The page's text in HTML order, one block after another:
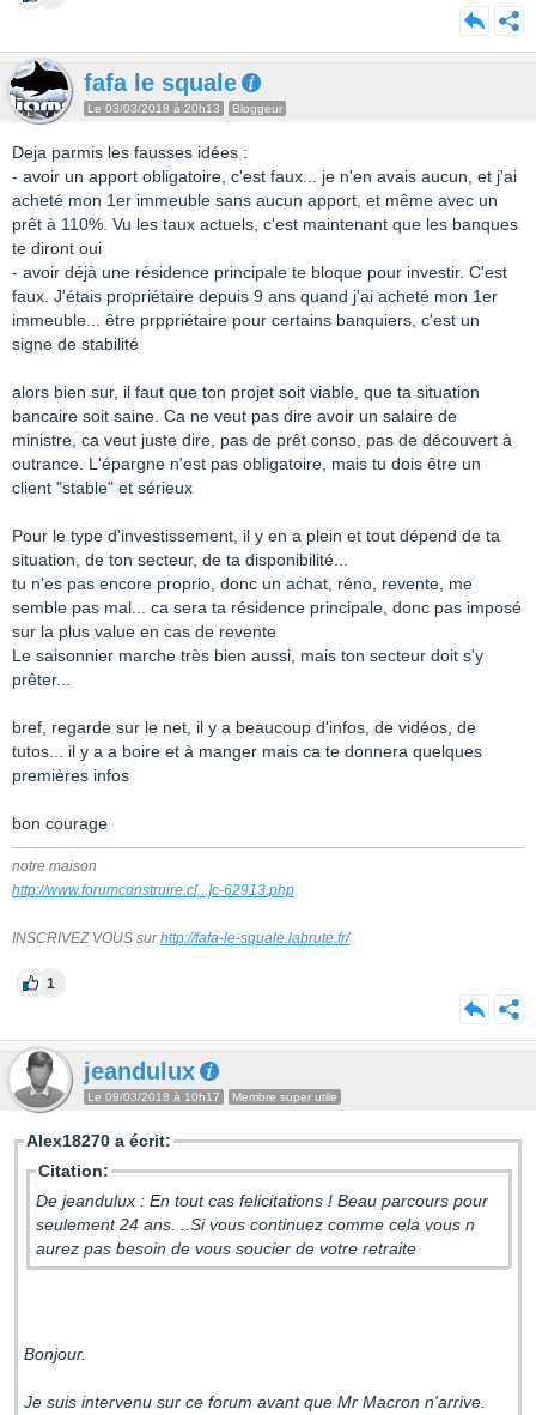
fafa le squale
Le 03/03/2018 à 20h13 Bloggeur
Deja parmis les fausses idées :
- avoir un apport obligatoire, c'est faux... je n'en avais aucun, et j'ai
acheté mon 1er immeuble sans aucun apport, et même avec un
prêt à 110%. Vu les taux actuels, c'est maintenant que les banques
te diront oui
- avoir déjà une résidence principale te bloque pour investir. C'est
faux. J'étais propriétaire depuis 9 ans quand j'ai acheté mon 1er
immeuble... être prppriétaire pour certains banquiers, c'est un
signe de stabilité
alors bien sur, il faut que ton projet soit viable, que ta situation
bancaire soit saine. Ca ne veut pas dire avoir un salaire de
ministre, ca veut juste dire, pas de prêt conso, pas de découvert à
outrance. L'épargne n'est pas obligatoire, mais tu dois être un
client "stable" et sérieux
Pour le type d'investissement, il y en a plein et tout dépend de ta
situation, de ton secteur, de ta disponibilité...
tu n'es pas encore proprio, donc un achat, réno, revente, me
semble pas mal... ca sera ta résidence principale, donc pas imposé
sur la plus value en cas de revente
Le saisonnier marche très bien aussi, mais ton secteur doit s'y
prêter...
bref, regarde sur le net, il y a beaucoup d'infos, de vidéos, de
tutos... il y a a boire et à manger mais ca te donnera quelques
premières infos
bon courage
notre maison
http://www.forumconstruire.c[...]c-62913.php
INSCRIVEZ VOUS surhttp://fafa-le-squale.labrute.fr/
1
jeandulux
Le 09/03/2018 à 10h17 Membre super utile
Alex18270 a écrit:
Citation:
De jeandulux : En tout cas felicitations ! Beau parcours pour
seulement 24 ans. ..Si vous continuez comme cela vous n
aurez pas besoin de vous soucier de votre retraite
Bonjour.
Je suis intervenu sur ce forum avant que Mr Macron n'arrive.